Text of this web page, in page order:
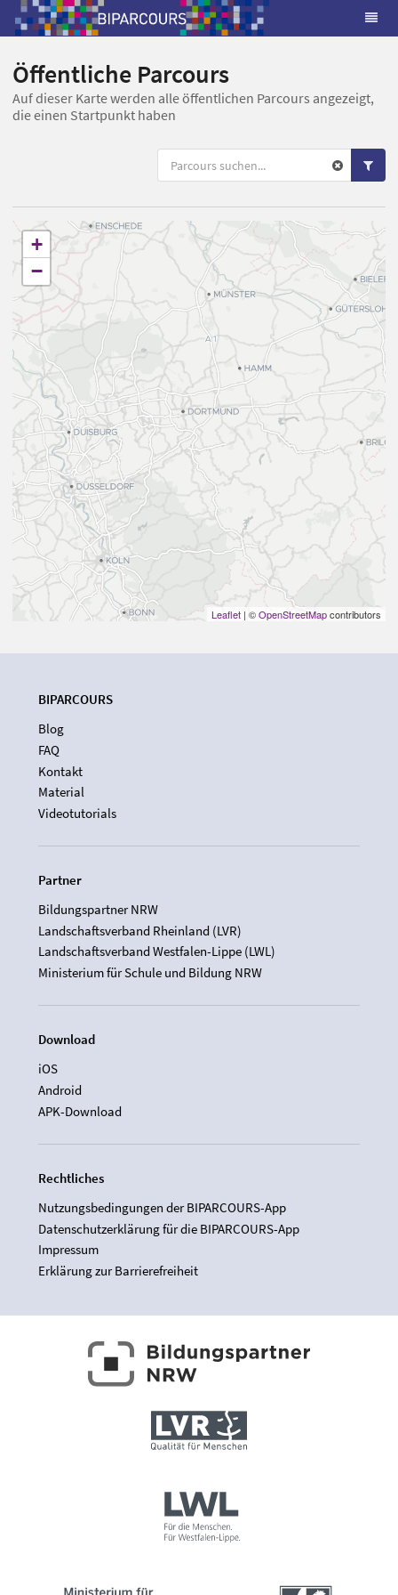
Öffentliche Parcours
Auf dieser Karte werden alle öffentlichen Parcours angezeigt,
die einen Startpunkt haben
+
−
Leaflet | ©OpenStreetMapcontributors
BIPARCOURS
Blog
FAQ
Kontakt
Material
Videotutorials
Partner
Bildungspartner NRW
Landschaftsverband Rheinland (LVR)
Landschaftsverband Westfalen-Lippe (LWL)
Ministerium für Schule und Bildung NRW
Download
iOS
Android
APK-Download
Rechtliches
Nutzungsbedingungen der BIPARCOURS-App
Datenschutzerklärung für die BIPARCOURS-App
Impressum
Erklärung zur Barrierefreiheit